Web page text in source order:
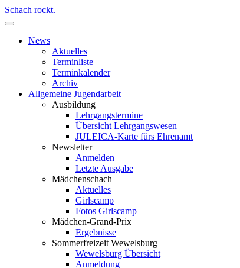
Schach rockt.
News
Aktuelles
Terminliste
Terminkalender
Archiv
Allgemeine Jugendarbeit
Ausbildung
Lehrgangstermine
Übersicht Lehrgangswesen
JULEICA-Karte fürs Ehrenamt
Newsletter
Anmelden
Letzte Ausgabe
Mädchenschach
Aktuelles
Girlscamp
Fotos Girlscamp
Mädchen-Grand-Prix
Ergebnisse
Sommerfreizeit Wewelsburg
Wewelsburg Übersicht
Anmeldung